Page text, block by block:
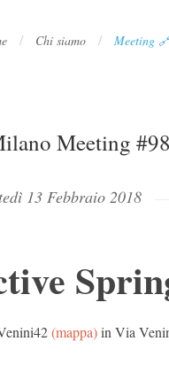
/ Chi siamo / Meeting
Meeting #98
13 Febbraio 2018
(mappa)in Via